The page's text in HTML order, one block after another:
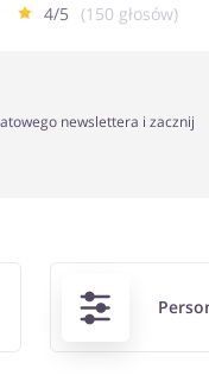
4/5 (150 głosów)
newslettera i zacznij